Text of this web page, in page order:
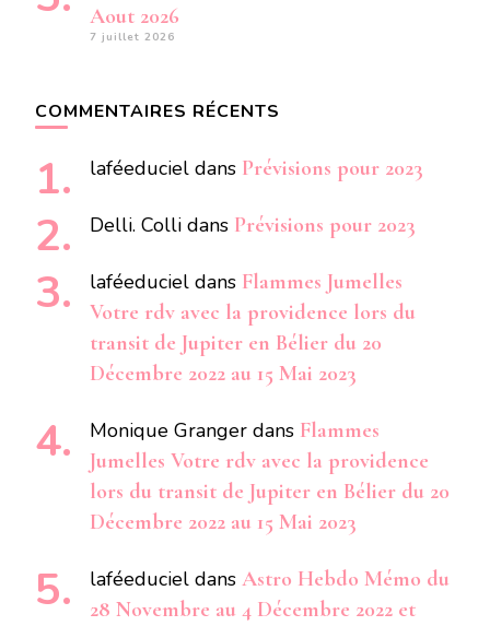
Aout 2026
7 juillet 2026
COMMENTAIRES RÉCENTS
laféeduciel dans Prévisions pour 2023
Delli. Colli dans Prévisions pour 2023
laféeduciel dans Flammes Jumelles
Votre rdv avec la providence lors du
transit de Jupiter en Bélier du 20
Décembre 2022 au 15 Mai 2023
Monique Granger dans Flammes
Jumelles Votre rdv avec la providence
lors du transit de Jupiter en Bélier du 20
Décembre 2022 au 15 Mai 2023
laféeduciel dans Astro Hebdo Mémo du
28 Novembre au 4 Décembre 2022 et